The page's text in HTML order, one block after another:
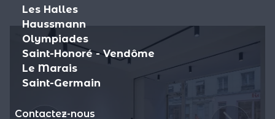
Les Halles
Haussmann
Olympiades
Saint-Honoré - Vendôme
Le Marais
Saint-Germain
Contactez-nous